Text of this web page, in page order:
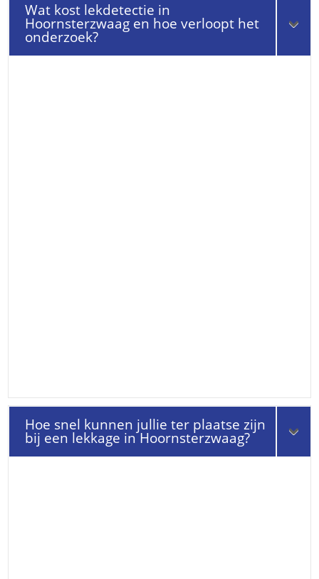
Wat kost lekdetectie in
Hoornsterzwaag en hoe verloopt het
onderzoek?
Hoe snel kunnen jullie ter plaatse zijn
bij een lekkage in Hoornsterzwaag?